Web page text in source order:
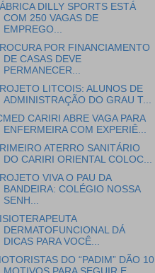
DILLY SPORTS ESTÁ
COM 250 VAGAS DE
EMPREGO...
POR FINANCIAMENTO
DE CASAS DEVE
PERMANECER...
LITCOIS: ALUNOS DE
ADMINISTRAÇÃO DO GRAU T...
CARIRI ABRE VAGA PARA
ENFERMEIRA COM EXPERIÊ...
ATERRO SANITÁRIO
DO CARIRI ORIENTAL COLOC...
VIVA O PAU DA
BANDEIRA: COLÉGIO NOSSA
SENH...
DERMATOFUNCIONAL DÁ
DICAS PARA VOCÊ...
DO “PADIM” DÃO 10